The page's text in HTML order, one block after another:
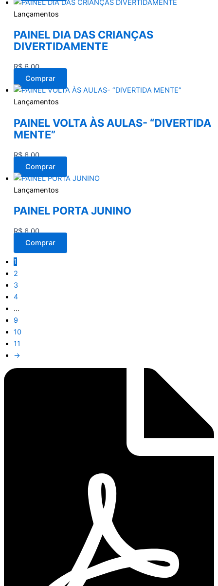
Lançamentos
PAINEL DIA DAS CRIANÇAS
DIVERTIDAMENTE
R$6,00
Comprar
Lançamentos
PAINEL VOLTA ÀS AULAS- “DIVERTIDA
MENTE”
R$6,00
Comprar
Lançamentos
PAINEL PORTA JUNINO
R$6,00
Comprar
1
2
3
4
…
9
10
11
→